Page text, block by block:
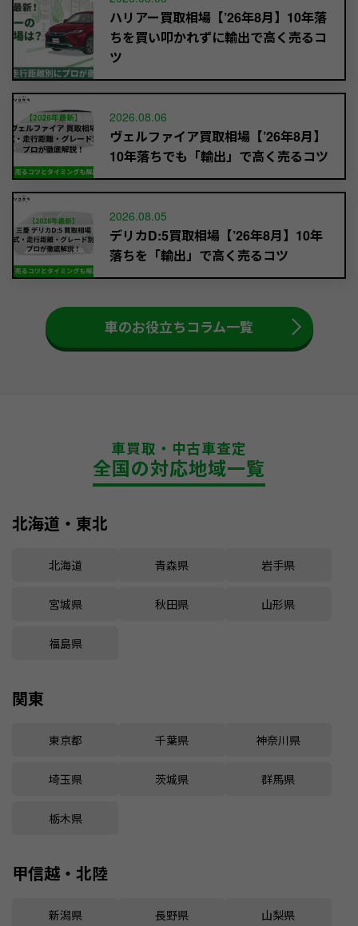
ハリアー買取相場【’26年8月】10年落
ちを買い叩かれずに輸出で高く売るコ
ツ
2026.08.06
ヴェルファイア買取相場【’26年8月】
10年落ちでも「輸出」で高く売るコツ
2026.08.05
デリカD:5買取相場【’26年8月】10年
落ちを「輸出」で高く売るコツ
車のお役立ちコラム一覧
車買取・中古車査定
全国の対応地域一覧
北海道・東北
北海道 青森県 岩手県
宮城県 秋田県 山形県
福島県
関東
東京都 千葉県 神奈川県
埼玉県 茨城県 群馬県
栃木県
甲信越・北陸
新潟県 長野県 山梨県